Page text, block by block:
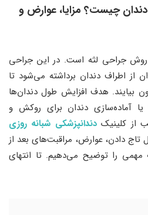
چیست؟ مزایا، عوارض و
جراحی لثه است. در این جراحی
از اطراف دندان برداشته می‌شود تا
بیایند. هدف افزایش طول دندان‌ها
آماده‌سازی دندان برای روکش و
از کلینیکدندانپزشکی شبانه روزی
تاج دادن، عوارض، مراقبت‌های بعد از
را توضیح می‌دهیم. تا انتهای